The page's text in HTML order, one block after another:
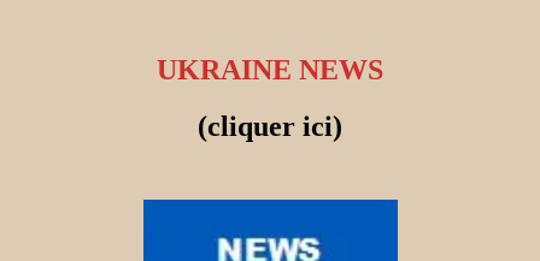
UKRAINE NEWS
(cliquer ici)